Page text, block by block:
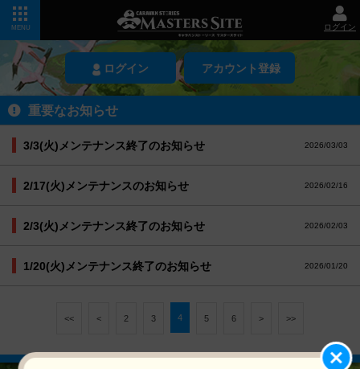
MENU ログイン
ログイン アカウント登録
重要なお知らせ
3/3(火)メンテナンス終了のお知らせ 2026/03/03
2/17(火)メンテナンスのお知らせ 2026/02/16
2/3(火)メンテナンス終了のお知らせ 2026/02/03
1/20(火)メンテナンス終了のお知らせ 2026/01/20
<< < 2 3 4 5 6 > >>